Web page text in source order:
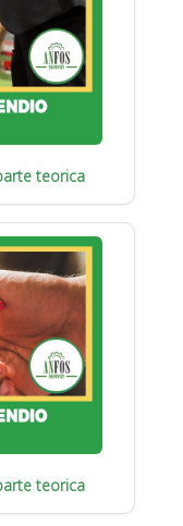
teorica
teorica